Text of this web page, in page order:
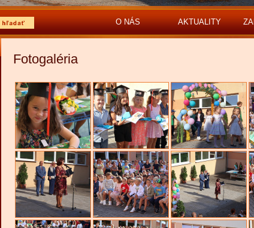
O NÁS AKTUALITY
Fotogaléria